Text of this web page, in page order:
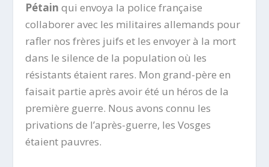
Pétain qui envoya la police française
collaborer avec les militaires allemands pour
rafler nos frères juifs et les envoyer à la mort
dans le silence de la population où les
résistants étaient rares. Mon grand-père en
faisait partie après avoir été un héros de la
première guerre. Nous avons connu les
privations de l’après-guerre, les Vosges
étaient pauvres.